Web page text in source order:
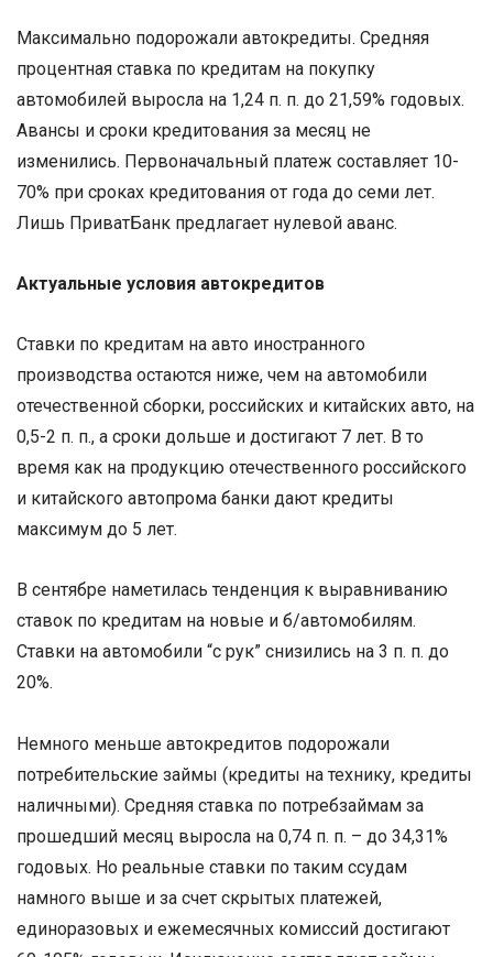
Максимально подорожали автокредиты. Средняя
процентная ставка по кредитам на покупку
автомобилей выросла на 1,24 п. п. до 21,59% годовых.
Авансы и сроки кредитования за месяц не
изменились. Первоначальный платеж составляет 10-
70% при сроках кредитования от года до семи лет.
Лишь ПриватБанк предлагает нулевой аванс.
Актуальные условия автокредитов
Ставки по кредитам на авто иностранного
производства остаются ниже, чем на автомобили
отечественной сборки, российских и китайских авто, на
0,5-2 п. п., а сроки дольше и достигают 7 лет. В то
время как на продукцию отечественного российского
и китайского автопрома банки дают кредиты
максимум до 5 лет.
В сентябре наметилась тенденция к выравниванию
ставок по кредитам на новые и б/автомобилям.
Ставки на автомобили “с рук” снизились на 3 п. п. до
20%.
Немного меньше автокредитов подорожали
потребительские займы (кредиты на технику, кредиты
наличными). Средняя ставка по потребзаймам за
прошедший месяц выросла на 0,74 п. п. – до 34,31%
годовых. Но реальные ставки по таким ссудам
намного выше и за счет скрытых платежей,
единоразовых и ежемесячных комиссий достигают